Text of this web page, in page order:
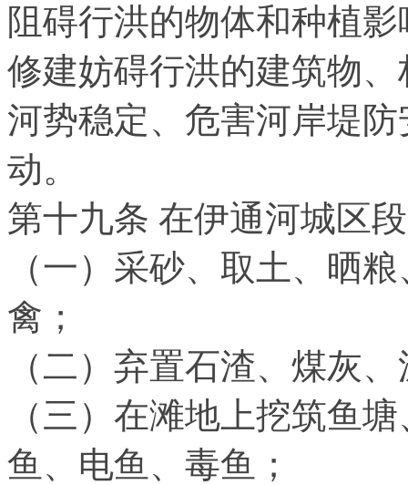
阻碍行洪的物体和种植
修建妨碍行洪的建筑物
河势稳定、危害河岸堤
动。
第十九条 在伊通河城区
（一）采砂、取土、晒
禽；
（二）弃置石渣、煤灰
（三）在滩地上挖筑鱼
鱼、电鱼、毒鱼；